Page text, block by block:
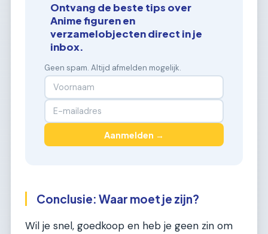
Ontvang de beste tips over
Anime figuren en
verzamelobjecten direct in je
inbox.
Geen spam. Altijd afmelden mogelijk.
Aanmelden →
Conclusie: Waar moet je zijn?
Wil je snel, goedkoop en heb je geen zin om